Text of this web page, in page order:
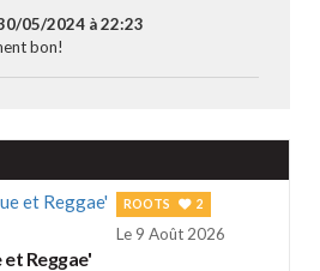
05/2024 à 22:23
bon!
ROOTS 2
Le 9 Août 2026
Reggae'